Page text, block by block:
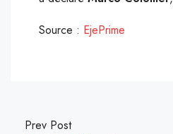
Source : EjePrime
Prev Post